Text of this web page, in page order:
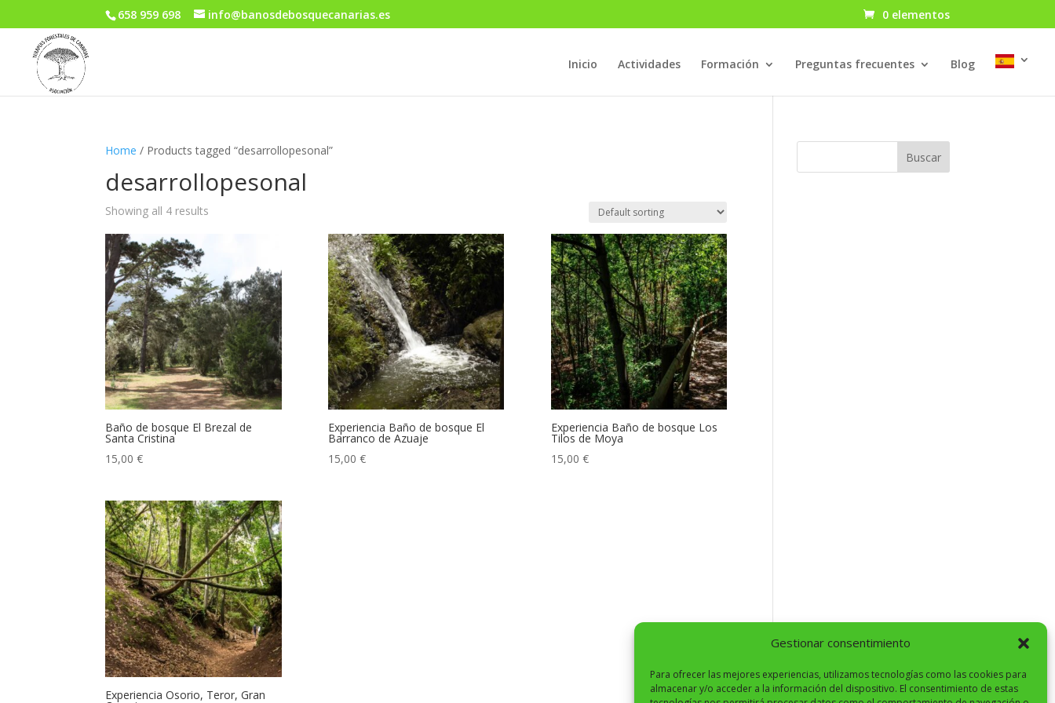
Gestionar consentimiento
Para ofrecer las mejores experiencias, utilizamos tecnologías como las cookies para
almacenar y/o acceder a la información del dispositivo. El consentimiento de estas
658 959 698 info@banosdebosquecanarias.es 0 elementos
Inicio Actividades Formación Preguntas frecuentes Blog
Home / Products tagged “desarrollopesonal”
desarrollopesonal
Showing all 4 results
Baño de bosque El Brezal de
Santa Cristina
15,00€
Experiencia Baño de bosque El
Barranco de Azuaje
15,00 €
Experiencia Baño de bosque Los
Tilos de Moya
15,00 €
Experiencia Osorio, Teror, Gran
Buscar